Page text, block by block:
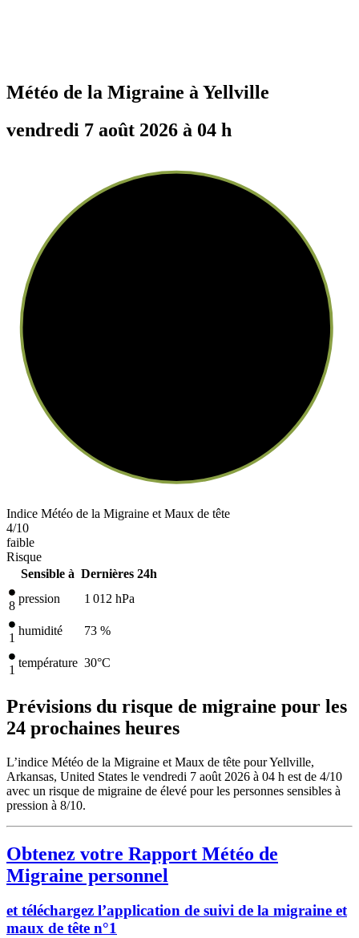
Météo de la Migraine à Yellville
vendredi 7 août 2026 à 04 h
Indice Météo de la Migraine et Maux de tête
4/10
faible
Risque
Sensible à Dernières 24h
8
pression 1 012 hPa
1
humidité 73 %
1
température 30°C
Prévisions du risque de migraine pour les
24 prochaines heures
L’indice Météo de la Migraine et Maux de tête pour Yellville,
Arkansas, United States le vendredi 7 août 2026 à 04 h est de 4/10
avec un risque de migraine de élevé pour les personnes sensibles à
pression à 8/10.
Obtenez votre Rapport Météo de
Migraine personnel
et téléchargez l’application de suivi de la migraine et
maux de tête n°1